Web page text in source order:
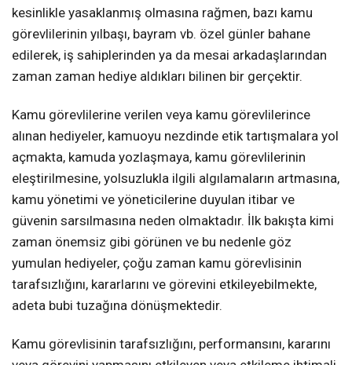
kesinlikle yasaklanmış olmasına rağmen, bazı kamu
görevlilerinin yılbaşı, bayram vb. özel günler bahane
edilerek, iş sahiplerinden ya da mesai arkadaşlarından
zaman zaman hediye aldıkları bilinen bir gerçektir.
Kamu görevlilerine verilen veya kamu görevlilerince
alınan hediyeler, kamuoyu nezdinde etik tartışmalara yol
açmakta, kamuda yozlaşmaya, kamu görevlilerinin
eleştirilmesine, yolsuzlukla ilgili algılamaların artmasına,
kamu yönetimi ve yöneticilerine duyulan itibar ve
güvenin sarsılmasına neden olmaktadır. İlk bakışta kimi
zaman önemsiz gibi görünen ve bu nedenle göz
yumulan hediyeler, çoğu zaman kamu görevlisinin
tarafsızlığını, kararlarını ve görevini etkileyebilmekte,
adeta bubi tuzağına dönüşmektedir.
Kamu görevlisinin tarafsızlığını, performansını, kararını